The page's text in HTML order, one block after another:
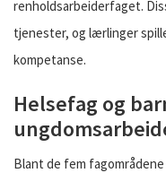
renholdsarbeiderfaget.
tjenester, og lærlinger
kompetanse.
Helsefag og
Blant de fem